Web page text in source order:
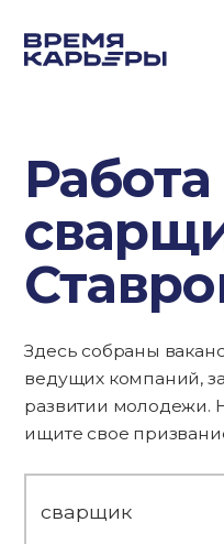
Работа
Здесь собраны
ведущих компаний,
развитии молодежи.
ищите свое